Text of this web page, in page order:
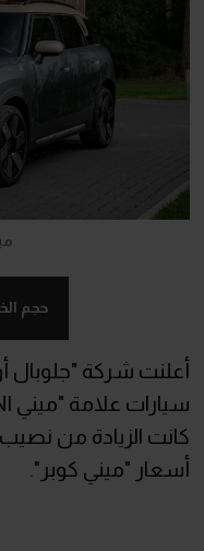
حجم
كانت الزيادة من
أسعار "ميني كوبر".